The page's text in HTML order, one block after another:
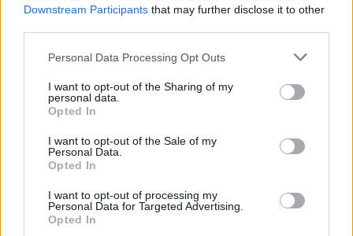
Downstream Participants that may further disclose it to other
Personal Data Processing Opt Outs
I want to opt-out of the Sharing of my
personal data.
Opted In
I want to opt-out of the Sale of my
Personal Data.
Opted In
I want to opt-out of processing my
Personal Data for Targeted Advertising.
Opted In
Cím: Dudás Attila
1023.Bp. Zsigmond tér 11.
http://www.mugyujtokhaza.hu
Bemutatkozás: 2013 nyarán nyitottuk meg Galériánkat
áron, gyorsan találjanak vevőt műtárgyaikra, az eladók pedig
rendszeresen tudják gazdagítani gyűjteményüket változatos
kínálatunkból. Ezért is rendezünk minden második héten,